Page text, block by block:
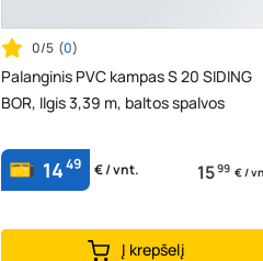
0/5 (0)
Palanginis PVC kampas S 20 SIDING
BOR, Ilgis 3,39 m, baltos spalvos
1449 € / vnt. 1599 € /
Į krepšelį